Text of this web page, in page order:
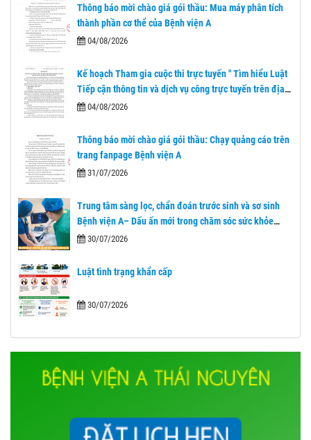
Thông báo mời chào giá gói thầu: Mua máy phân tích
thành phần cơ thể của Bệnh viện A
04/08/2026
Kế hoạch Tham gia cuộc thi trực tuyến " Tìm hiểu Luật
Tiếp cận thông tin và dịch vụ công trực tuyến trên địa
bàn tỉnh Thái Nguyên"
04/08/2026
Thông báo mời chào giá gói thầu: Chạy quảng cáo trên
trang fanpage Bệnh viện A
31/07/2026
Trung tâm sàng lọc, chẩn đoán trước sinh và sơ sinh
Bệnh viện A– Dấu ấn mới trong chăm sóc sức khỏe
nhân dân sau 1 năm nhìn lại.
30/07/2026
Luật tình trạng khẩn cấp
30/07/2026